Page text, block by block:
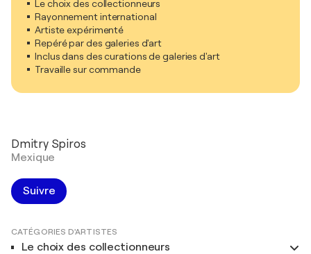
Le choix des collectionneurs
Rayonnement international
Artiste expérimenté
Repéré par des galeries d'art
Inclus dans des curations de galeries d'art
Travaille sur commande
Dmitry Spiros
Mexique
Suivre
CATÉGORIES D'ARTISTES
Le choix des collectionneurs